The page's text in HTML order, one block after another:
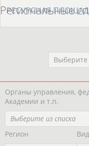
РЕСУРСНАЯ
Региональные
Выберите
Органы управления,
Академии и т.п.
Выберите из списка
Регион